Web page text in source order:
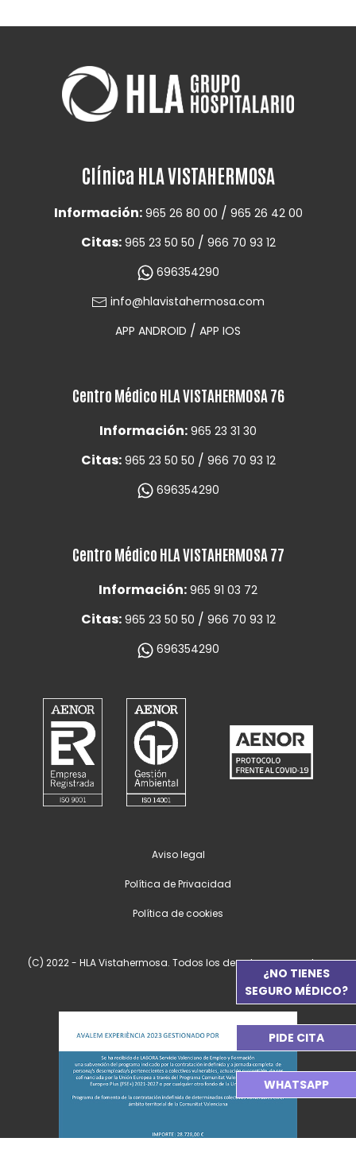
Clínica HLA VISTAHERMOSA
Información: 965 26 80 00 / 965 26 42 00
Citas: 965 23 50 50 / 966 70 93 12
696354290
info@hlavistahermosa.com
APP ANDROID / APP IOS
Centro Médico HLA VISTAHERMOSA 76
Información: 965 23 31 30
Citas: 965 23 50 50 / 966 70 93 12
696354290
Centro Médico HLA VISTAHERMOSA 77
Información: 965 91 03 72
Citas: 965 23 50 50 / 966 70 93 12
696354290
(C) 2022 - HLA Vistahermosa. Todos los derechos reservados.
Aviso legal
Política de Privacidad
Política de cookies
¿NO TIENES
SEGURO MÉDICO?
PIDE CITA
WHATSAPP